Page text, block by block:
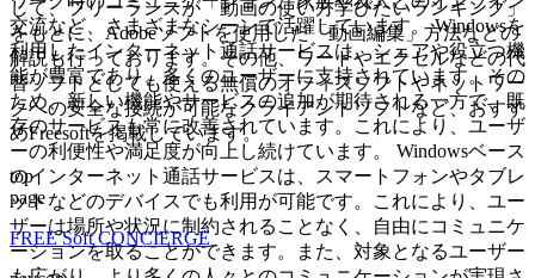
交流など、さまざまなシーンで活躍しています。 Windowsを
利用したインターネット通話サービスは、シェアや役立つ機
能が豊富であり、多くのユーザーに支持されています。その
ため、新しい機能やサービスの追加が期待される一方で、既
存のサービスも常に改善されています。これにより、ユーザ
ーの利便性や満足度が向上し続けています。 Windowsベース
のインターネット通話サービスは、スマートフォンやタブレ
ットなどのデバイスでも利用が可能です。これにより、ユー
ザーは場所や状況に制約されることなく、自由にコミュニケ
ーションを取ることができます。また、対象となるユーザー
して、フリーランスが「動画の使い方学びたいランキング」
をもとに、Adobeソフトを使用した「動画編集」方法などの
解説も行っております。その他、ワードやエクセルなどの代
替ソフトとしても使える無償のオフィスソフトやネットワー
クへの安全な接続が可能なクライアントソフトなど、おすす
めFreesoftを掲載しています。
top
page
FREE Soft CONCIERGE